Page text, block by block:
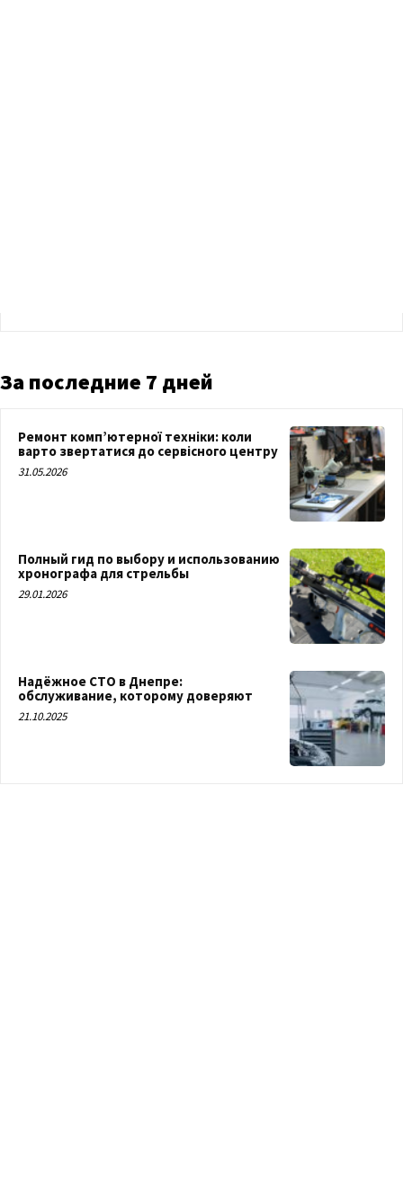
За последние 7 дней
Ремонт комп’ютерної техніки: коли
варто звертатися до сервісного центру
31.05.2026
Полный гид по выбору и использованию
хронографа для стрельбы
29.01.2026
Надёжное СТО в Днепре:
обслуживание, которому доверяют
21.10.2025